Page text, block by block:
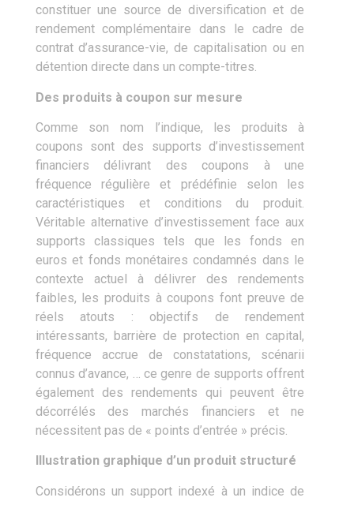
constituer une source de diversification et de
rendement complémentaire dans le cadre de
contrat d’assurance-vie, de capitalisation ou en
détention directe dans un compte-titres.
Des produits à coupon sur mesure
Comme son nom l’indique, les produits à
coupons sont des supports d’investissement
financiers délivrant des coupons à une
fréquence régulière et prédéfinie selon les
caractéristiques et conditions du produit.
Véritable alternative d’investissement face aux
supports classiques tels que les fonds en
euros et fonds monétaires condamnés dans le
contexte actuel à délivrer des rendements
faibles, les produits à coupons font preuve de
réels atouts : objectifs de rendement
intéressants, barrière de protection en capital,
fréquence accrue de constatations, scénarii
connus d’avance, … ce genre de supports offrent
également des rendements qui peuvent être
décorrélés des marchés financiers et ne
nécessitent pas de « points d’entrée » précis.
Illustration graphique d’un produit structuré
Considérons un support indexé à un indice de